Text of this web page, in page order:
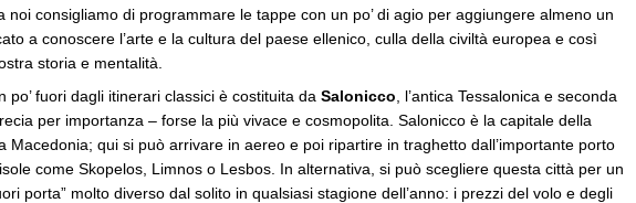
noi consigliamo di programmare le tappe con un po’ di agio per aggiungere almeno un
a conoscere l’arte e la cultura del paese ellenico, culla della civiltà europea e così
storia e mentalità.
po’ fuori dagli itinerari classici è costituita da Salonicco , l’antica Tessalonica e seconda
per importanza – forse la più vivace e cosmopolita. Salonicco è la capitale della
Macedonia; qui si può arrivare in aereo e poi ripartire in traghetto dall’importante porto
come Skopelos, Limnos o Lesbos. In alternativa, si può scegliere questa città per un
porta” molto diverso dal solito in qualsiasi stagione dell’anno: i prezzi del volo e degli